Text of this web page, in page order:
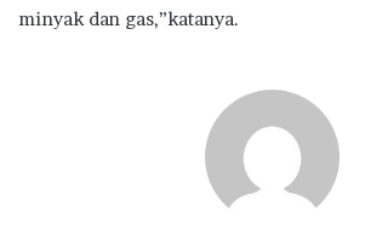
minyak dan gas,”katanya.